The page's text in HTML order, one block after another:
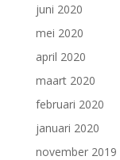
juni 2020
mei 2020
april 2020
maart 2020
februari 2020
januari 2020
november 2019